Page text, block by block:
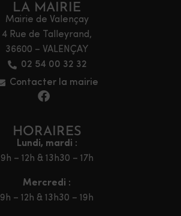
LA MAIRIE
Mairie de Valençay
4 Rue de Talleyrand,
36600 – VALENÇAY
02 54 00 32 32
Contacter la mairie
HORAIRES
Lundi, mardi :
9h – 12h & 13h30 – 17h
Mercredi :
9h – 12h & 13h30 – 19h